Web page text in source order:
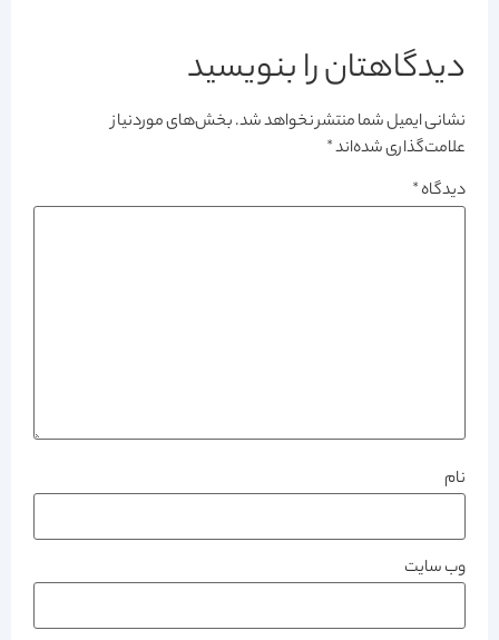
دیدگاهتان را بنویسید
نشانی ایمیل شما منتشر نخواهد شد.بخش‌های موردنیاز
علامت‌گذاری شده‌اند*
دیدگاه*
نام
وب‌ سایت